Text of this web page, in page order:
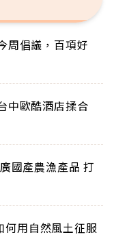
叔的長線投資
貪婪
周倡議，百項好
中歐酷酒店揉合
國產農漁產品 打
用自然風土征服